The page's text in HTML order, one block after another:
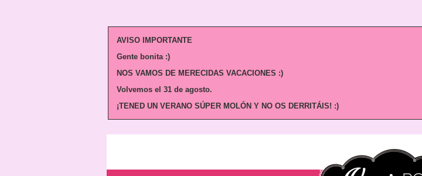
AVISO IMPORTANTE
Gente bonita :)
NOS VAMOS DE MERECIDAS VACACIONES :)
Volvemos el 31 de agosto.
¡TENED UN VERANO SÚPER MOLÓN Y NO OS DERRITÁIS! :)